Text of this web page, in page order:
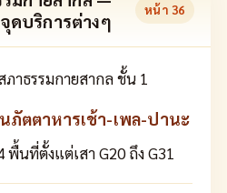
บริการต่างๆ
หน้า 36
าธรรมกายสากล ชั้น 1
ตตาหารเช้า-เพล-ปานะ
พื้นที่ตั้งแต่เสา G20 ถึง G31